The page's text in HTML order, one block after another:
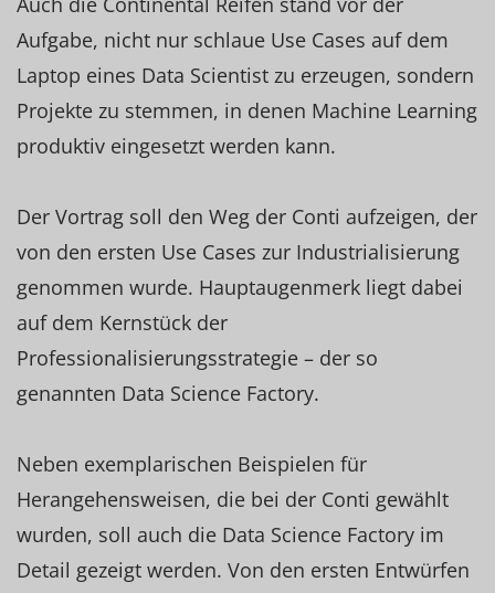
Aufgabe, nicht nur schlaue Use Cases auf dem
Laptop eines Data Scientist zu erzeugen, sondern
Projekte zu stemmen, in denen Machine Learning
produktiv eingesetzt werden kann.
Der Vortrag soll den Weg der Conti aufzeigen, der
von den ersten Use Cases zur Industrialisierung
genommen wurde. Hauptaugenmerk liegt dabei
auf dem Kernstück der
Professionalisierungsstrategie – der so
genannten Data Science Factory.
Neben exemplarischen Beispielen für
Herangehensweisen, die bei der Conti gewählt
wurden, soll auch die Data Science Factory im
Detail gezeigt werden. Von den ersten Entwürfen